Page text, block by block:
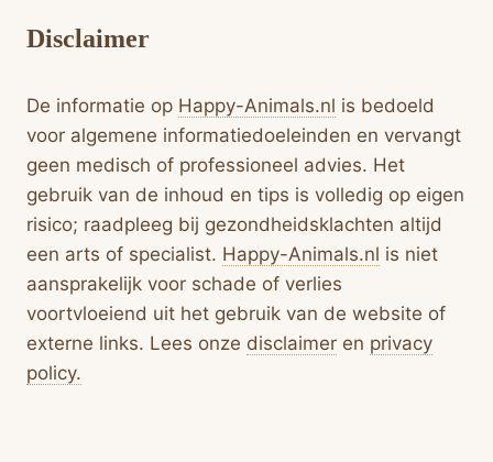
Disclaimer
De informatie op Happy-Animals.nl is bedoeld
voor algemene informatiedoeleinden en vervangt
geen medisch of professioneel advies. Het
gebruik van de inhoud en tips is volledig op eigen
risico; raadpleeg bij gezondheidsklachten altijd
een arts of specialist. Happy-Animals.nl is niet
aansprakelijk voor schade of verlies
voortvloeiend uit het gebruik van de website of
externe links. Lees onze disclaimer en privacy
policy.